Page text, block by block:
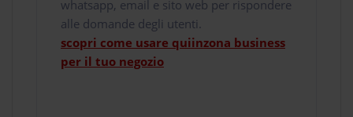
whatsapp, email e sito web per rispondere
alle domande degli utenti.
scopri come usare quiinzona business
per il tuo negozio